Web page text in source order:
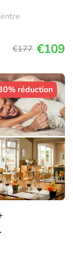
€177 €109
réduction